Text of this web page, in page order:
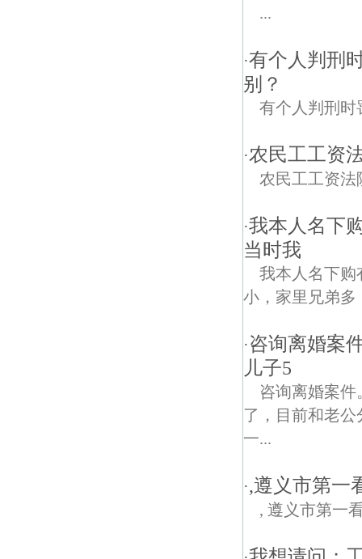
...
·有个人判刑
别？
有个人判刑时
·农民工工资
农民工工资法
·我本人名下
当时我
我本人名下购
小，家里兄弟多
·咨询离婚案
儿子5
咨询离婚案
了，目前和老
一...
·,遵义市第一
, 遵义市第一